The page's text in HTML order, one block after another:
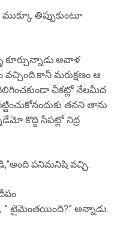
తిప్పుకుంటూ
మరుక్షణం ఆ
చీకట్లో నేలమీద
తనని తాను
కొద్ది సేపట్లో నిద్ర
పనిమనిషి వచ్చి.
టైమెంతయింది?” అన్నాడు.